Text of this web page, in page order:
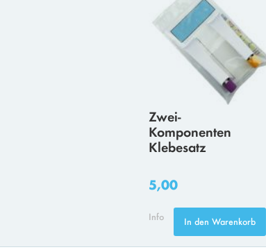
Zwei-
Komponenten
Klebesatz
5,00
Info In den Warenkorb